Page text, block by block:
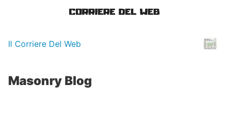
Il Corriere Del Web
Masonry Blog